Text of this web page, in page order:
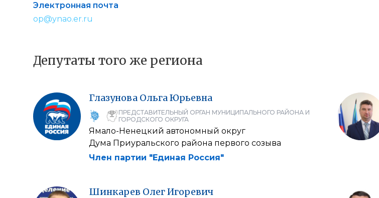
Электронная почта
op@ynao.er.ru
Депутаты того же региона
Глазунова ОльгаЮрьевна
ПРЕДСТАВИТЕЛЬНЫЙ ОРГАН МУНИЦИПАЛЬНОГО РАЙОНА И
ГОРОДСКОГО ОКРУГА
Ямало-Ненецкий автономный округ
Дума Приуральского района первого созыва
Член партии "Единая Россия"
Шинкарев ОлегИгоревич